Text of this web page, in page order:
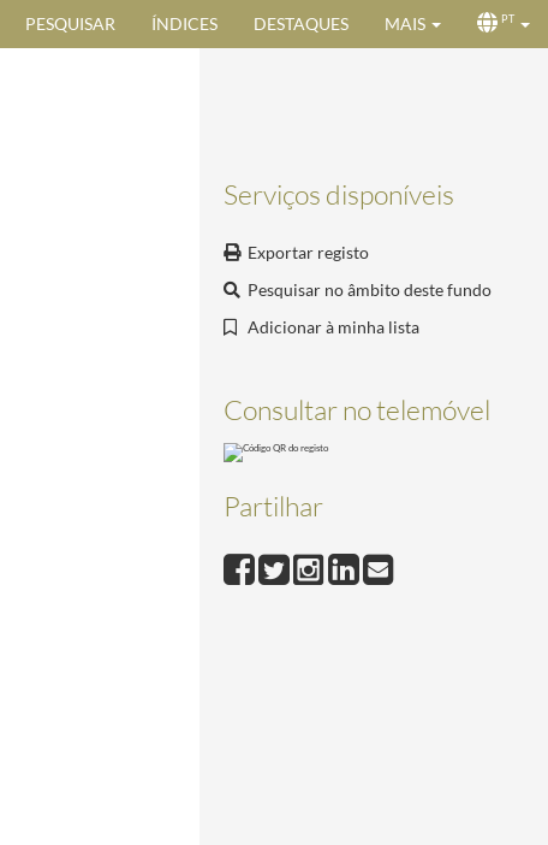
PESQUISAR ÍNDICES DESTAQUES MAIS PT
Serviços disponíveis
Exportar registo
Pesquisar no âmbito deste fundo
Adicionar à minha lista
Consultar no telemóvel
Partilhar